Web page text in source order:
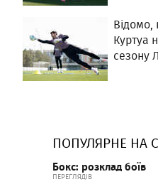
Відомо,
Куртуа
сезону
ПОПУЛЯРНЕ НА
Бокс: розклад боїв
ПЕРЕГЛЯДІВ